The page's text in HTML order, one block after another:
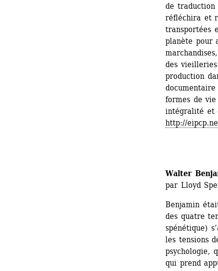
de traduction
réfléchira et
transportées
planète pour
des
production
formes de
intégralité et
http://
Walter
par Lloyd
Benjamin
des quatre
spénétique)
les tensions
psychologie,
qui prend